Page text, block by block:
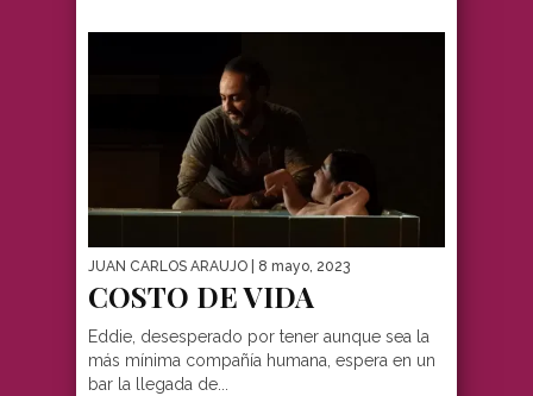
JUAN CARLOS ARAUJO | 8 mayo, 2023
COSTO DE VIDA
Eddie, desesperado por tener aunque sea la
más mínima compañía humana, espera en un
bar la llegada de...